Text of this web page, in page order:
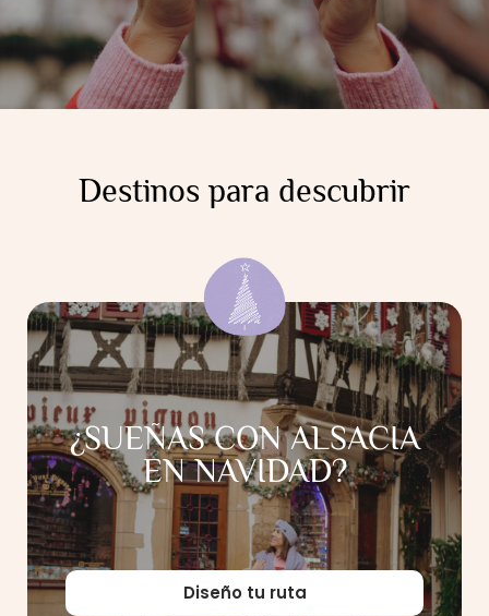
Destinos para descubrir
¿SUEÑAS CON ALSACIA
EN NAVIDAD?
Diseño tu ruta